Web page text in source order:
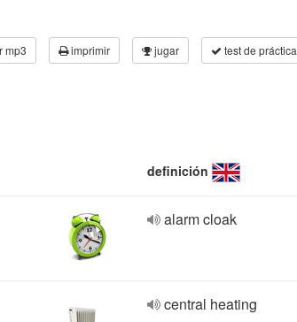
mp3 imprimir jugar test de práctica
definición
alarm cloak
central heating